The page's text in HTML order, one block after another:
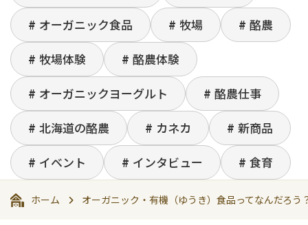
オーガニック食品
牧場
酪農
牧場体験
酪農体験
オーガニックヨーグルト
酪農仕事
北海道の酪農
カネカ
新商品
イベント
インタビュー 食育
ホーム オーガニック・有機（ゆうき）食品ってなんだろう